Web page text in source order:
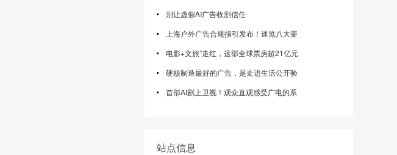
别让虚假AI广告收割信任
上海户外广告合规指引发布！速览八大要
电影+文旅”走红，这部全球票房超21亿元
硬核制造最好的广告，是走进生活公开验
首部AI剧上卫视！观众直观感受广电的系
站点信息